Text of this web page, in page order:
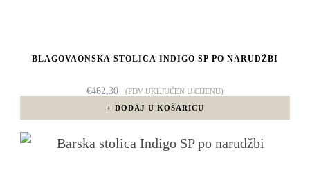
BLAGOVAONSKA STOLICA INDIGO SP PO NARUDŽBI
€462,30
(PDV UKLJUČEN U CIJENU)
DODAJ U KOŠARICU